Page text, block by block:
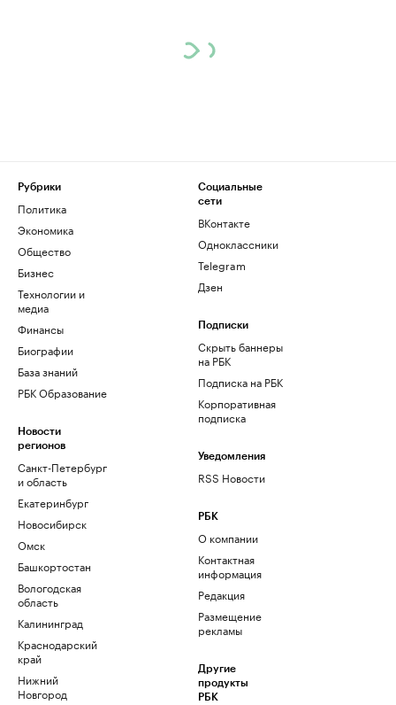
Рубрики
Политика
Экономика
Общество
Бизнес
Технологии и
медиа
Финансы
Биографии
База знаний
РБК Образование
Новости
регионов
Санкт-Петербург
и область
Екатеринбург
Новосибирск
Омск
Башкортостан
Вологодская
область
Калининград
Краснодарский
край
Нижний
Новгород
Социальные
сети
ВКонтакте
Одноклассники
Telegram
Дзен
Подписки
Скрыть баннеры
на РБК
Подписка на РБК
Корпоративная
подписка
Уведомления
RSS Новости
РБК
О компании
Контактная
информация
Редакция
Размещение
рекламы
Другие
продукты
РБК